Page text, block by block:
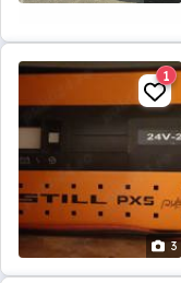
3
1